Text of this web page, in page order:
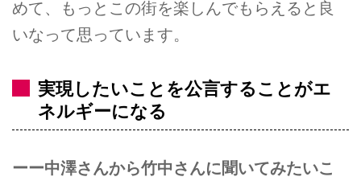
めて、もっとこの街を楽しんでもらえると良
いなって思っています。
実現したいことを公言することがエ
ネルギーになる
ーー中澤さんから竹中さんに聞いてみたいこ